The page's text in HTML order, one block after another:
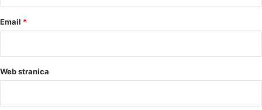
Email *
Web stranica